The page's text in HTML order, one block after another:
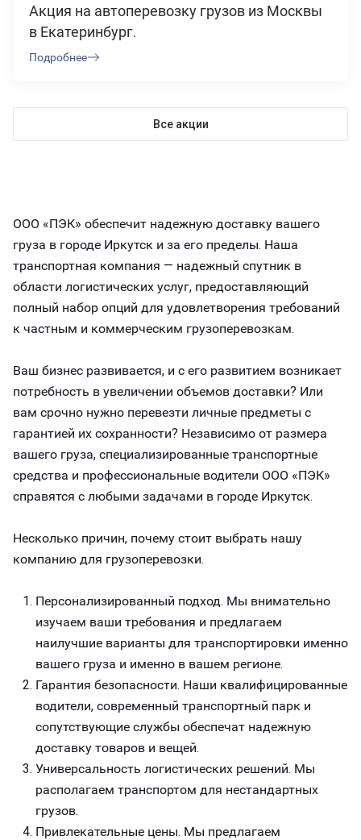
Акция на автоперевозку грузов из Москвы
в Екатеринбург.
Подробнее
Все акции
ООО «ПЭК» обеспечит надежную доставку вашего
груза в городе Иркутск и за его пределы. Наша
транспортная компания — надежный спутник в
области логистических услуг, предоставляющий
полный набор опций для удовлетворения требований
к частным и коммерческим грузоперевозкам.
Ваш бизнес развивается, и с его развитием возникает
потребность в увеличении объемов доставки? Или
вам срочно нужно перевезти личные предметы с
гарантией их сохранности? Независимо от размера
вашего груза, специализированные транспортные
средства и профессиональные водители ООО «ПЭК»
справятся с любыми задачами в городе Иркутск.
Несколько причин, почему стоит выбрать нашу
компанию для грузоперевозки.
Персонализированный подход. Мы внимательно
изучаем ваши требования и предлагаем
наилучшие варианты для транспортировки именно
вашего груза и именно в вашем регионе.
Гарантия безопасности. Наши квалифицированные
водители, современный транспортный парк и
сопутствующие службы обеспечат надежную
доставку товаров и вещей.
Универсальность логистических решений. Мы
располагаем транспортом для нестандартных
грузов.
Привлекательные цены. Мы предлагаем